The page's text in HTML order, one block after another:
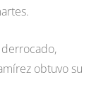
obtuvo su